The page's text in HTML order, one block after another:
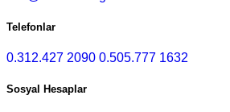
Telefonlar
0.312.427 2090 0.505.777 1632
Sosyal Hesaplar